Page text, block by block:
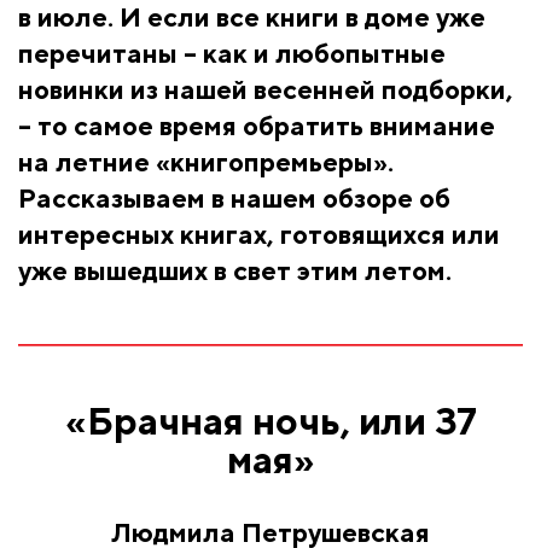
в июле. И если все книги в доме уже
перечитаны – как и любопытные
новинки из нашей весенней подборки,
– то самое время обратить внимание
на летние «книгопремьеры».
Рассказываем в нашем обзоре об
интересных книгах, готовящихся или
уже вышедших в свет этим летом.
«Брачная ночь, или 37
мая»
Людмила Петрушевская